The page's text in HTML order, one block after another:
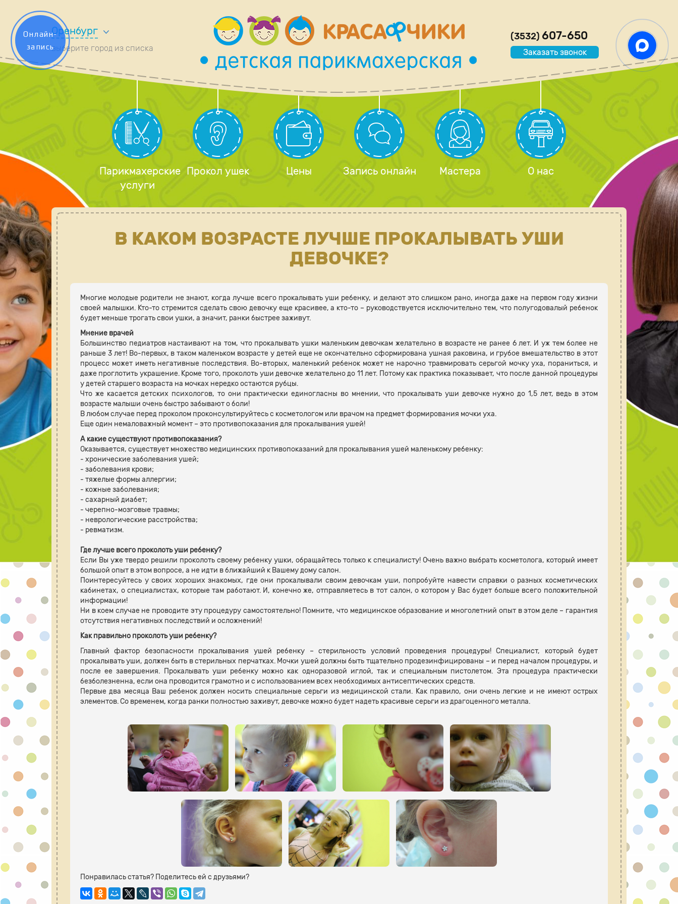
Оренбург
выберите город из списка
(3532) 607-650
Заказать звонок
Парикмахерские
услуги
Прокол ушек Цены Запись онлайн Мастера О нас
В КАКОМ ВОЗРАСТЕ ЛУЧШЕ ПРОКАЛЫВАТЬ УШИ
ДЕВОЧКЕ?
Многие молодые родители не знают, когда лучше всего прокалывать уши ребенку, и делают это слишком рано, иногда даже на первом году жизни
своей малышки. Кто-то стремится сделать свою девочку еще красивее, а кто-то – руководствуется исключительно тем, что полугодовалый ребенок
будет меньше трогать свои ушки, а значит, ранки быстрее заживут.
Мнение врачей
Большинство педиатров настаивают на том, что прокалывать ушки маленьким девочкам желательно в возрасте не ранее 6 лет. И уж тем более не
раньше 3 лет! Во-первых, в таком маленьком возрасте у детей еще не окончательно сформирована ушная раковина, и грубое вмешательство в этот
процесс может иметь негативные последствия. Во-вторых, маленький ребенок может не нарочно травмировать серьгой мочку уха, пораниться, и
даже проглотить украшение. Кроме того, проколоть уши девочке желательно до 11 лет. Потому как практика показывает, что после данной процедуры
у детей старшего возраста на мочках нередко остаются рубцы.
Что же касается детских психологов, то они практически единогласны во мнении, что прокалывать уши девочке нужно до 1,5 лет, ведь в этом
возрасте малыши очень быстро забывают о боли!
В любом случае перед проколом проконсультируйтесь с косметологом или врачом на предмет формирования мочки уха.
Еще один немаловажный момент – это противопоказания для прокалывания ушей!
А какие существуют противопоказания?
Оказывается, существует множество медицинских противопоказаний для прокалывания ушей маленькому ребенку:
- хронические заболевания ушей;
- заболевания крови;
- тяжелые формы аллергии;
- кожные заболевания;
- сахарный диабет;
- черепно-мозговые травмы;
- неврологические расстройства;
- ревматизм.
Где лучше всего проколоть уши ребенку?
Если Вы уже твердо решили проколоть своему ребенку ушки, обращайтесь только к специалисту! Очень важно выбрать косметолога, который имеет
большой опыт в этом вопросе, а не идти в ближайший к Вашему дому салон.
Поинтересуйтесь у своих хороших знакомых, где они прокалывали своим девочкам уши, попробуйте навести справки о разных косметических
кабинетах, о специалистах, которые там работают. И, конечно же, отправляетесь в тот салон, о котором у Вас будет больше всего положительной
информации!
Ни в коем случае не проводите эту процедуру самостоятельно! Помните, что медицинское образование и многолетний опыт в этом деле – гарантия
отсутствия негативных последствий и осложнений!
Как правильно проколоть уши ребенку?
Главный фактор безопасности прокалывания ушей ребенку – стерильность условий проведения процедуры! Специалист, который будет
прокалывать уши, должен быть в стерильных перчатках. Мочки ушей должны быть тщательно продезинфицированы – и перед началом процедуры, и
после ее завершения. Прокалывать уши ребенку можно как одноразовой иглой, так и специальным пистолетом. Эта процедура практически
безболезненна, если она проводится грамотно и с использованием всех необходимых антисептических средств.
Первые два месяца Ваш ребенок должен носить специальные серьги из медицинской стали. Как правило, они очень легкие и не имеют острых
элементов. Со временем, когда ранки полностью заживут, девочке можно будет надеть красивые серьги из драгоценного металла.
Понравилась статья? Поделитесь ей с друзьями?
Онлайн-
запись